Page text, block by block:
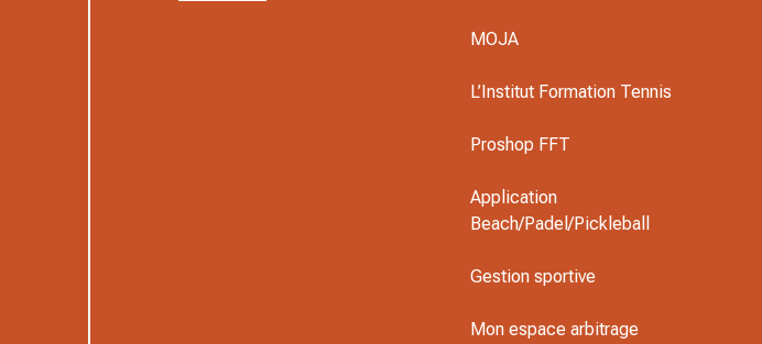
MOJA
L’Institut Formation Tennis
Proshop FFT
Application
Beach/Padel/Pickleball
Gestion sportive
Mon espace arbitrage